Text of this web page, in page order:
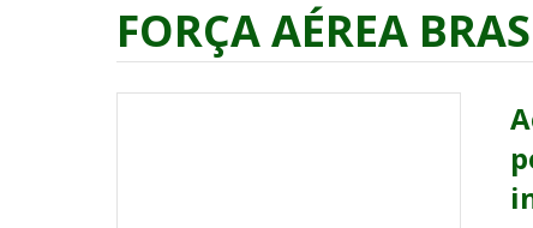
FORÇA AÉREA